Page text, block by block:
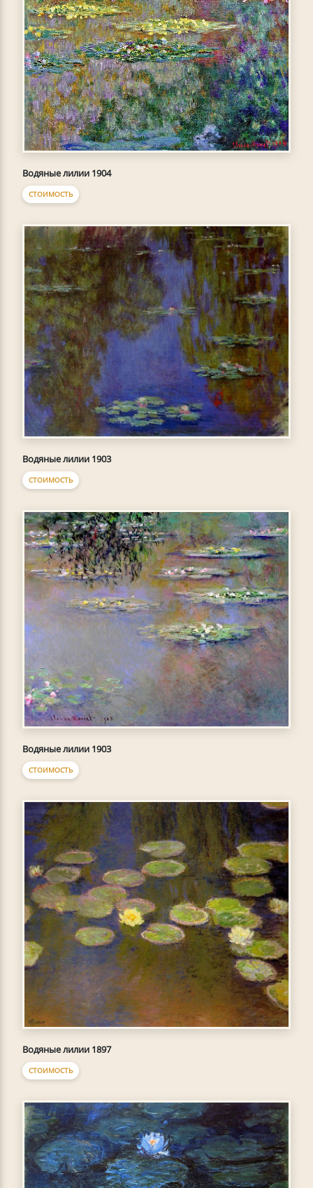
Водяные лилии 1904
СТОИМОСТЬ
Водяные лилии 1903
СТОИМОСТЬ
Водяные лилии 1903
СТОИМОСТЬ
Водяные лилии 1897
СТОИМОСТЬ